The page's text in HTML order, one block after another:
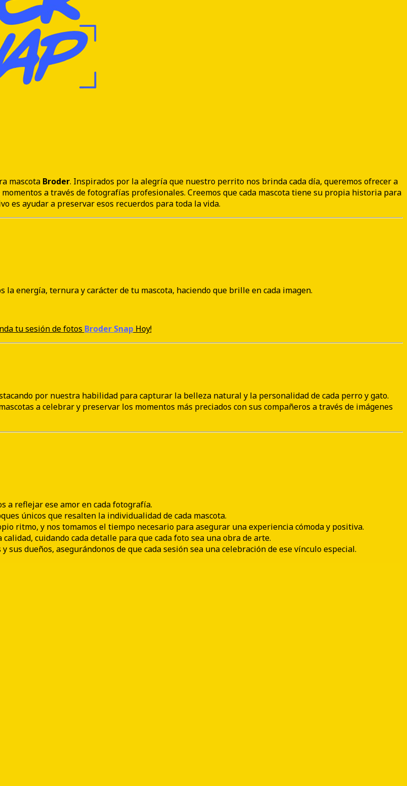
mascota Broder. Inspirados por la alegría que nuestro perrito nos brinda cada día, queremos ofrecer a
a través de fotografías profesionales. Creemos que cada mascota tiene su propia historia para
es ayudar a preservar esos recuerdos para toda la vida.
la energía, ternura y carácter de tu mascota, haciendo que brille en cada imagen.
tu sesión de fotos Broder Snap Hoy!
por nuestra habilidad para capturar la belleza natural y la personalidad de cada perro y gato.
a celebrar y preservar los momentos más preciados con sus compañeros a través de imágenes
a reflejar ese amor en cada fotografía.
únicos que resalten la individualidad de cada mascota.
ritmo, y nos tomamos el tiempo necesario para asegurar una experiencia cómoda y positiva.
cuidando cada detalle para que cada foto sea una obra de arte.
sus dueños, asegurándonos de que cada sesión sea una celebración de ese vínculo especial.